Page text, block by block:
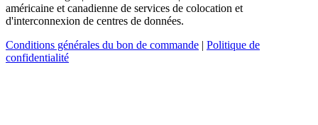
américaine et canadienne de services de colocation et
d'interconnexion de centres de données.
Conditions générales du bon de commande
Politique de
confidentialité